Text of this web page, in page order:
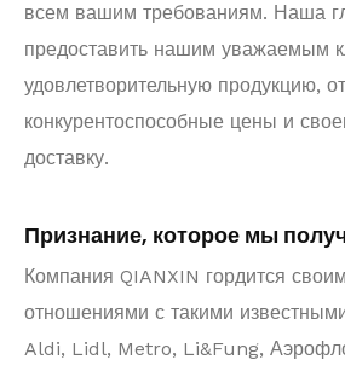
всем вашим требованиям. Наша
предоставить нашим уважаемым
удовлетворительную продукцию,
конкурентоспособные цены и
доставку.
Признание, которое мы
Компания QIANXIN гордится
отношениями с такими
Aldi, Lidl, Metro, Li&Fung,